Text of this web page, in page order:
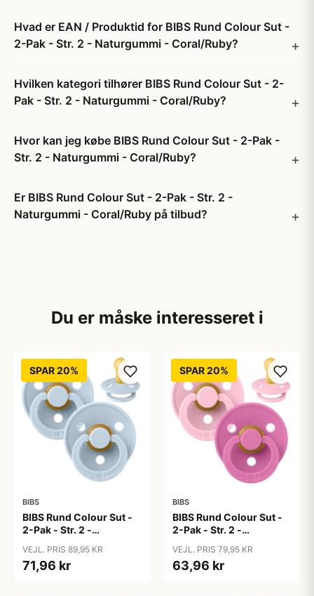
Hvad er EAN / Produktid for BIBS Rund Colour Sut -
2-Pak - Str. 2 - Naturgummi - Coral/Ruby?
Hvilken kategori tilhører BIBS Rund Colour Sut - 2-
Pak - Str. 2 - Naturgummi - Coral/Ruby?
Hvor kan jeg købe BIBS Rund Colour Sut - 2-Pak -
Str. 2 - Naturgummi - Coral/Ruby?
Er BIBS Rund Colour Sut - 2-Pak - Str. 2 -
Naturgummi - Coral/Ruby på tilbud?
Du er måske interesseret i
SPAR 20%
BIBS
BIBS Rund Colour Sut -
2-Pak - Str. 2 -
Blue/Baby Blue
VEJL. PRIS 89,95 KR
71,96 kr
SPAR 20%
BIBS
BIBS Rund Colour Sut -
2-Pak - Str. 2 -
Pink/Bubblegum
VEJL. PRIS 79,95 KR
63,96 kr